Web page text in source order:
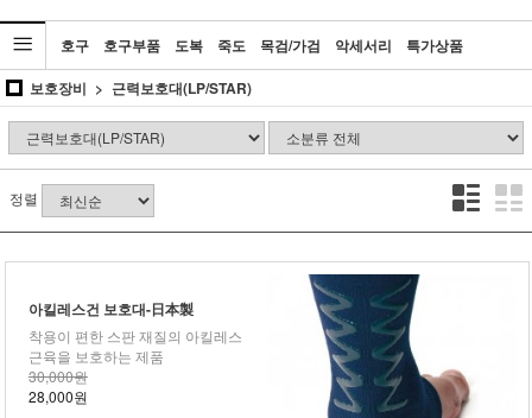
호구 호구부품 도복 죽도 목검/가검 악세서리
특가상품
보호장비
근력보호대(LP/STAR)
정렬
아킬레스건 보호대-日本製
착용이 편한 스판 재질의 아킬레스
근육을 보호하는 제품
30,000원
28,000원